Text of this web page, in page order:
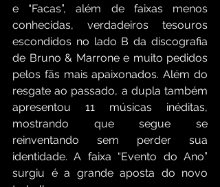
e “Facas”, além de faixas menos
conhecidas, verdadeiros tesouros
escondidos no lado B da discografia
de Bruno & Marrone e muito pedidos
pelos fãs mais apaixonados. Além do
resgate ao passado, a dupla também
apresentou 11 músicas inéditas,
mostrando que segue se
reinventando sem perder sua
identidade. A faixa “Evento do Ano”
surgiu é a grande aposta do novo